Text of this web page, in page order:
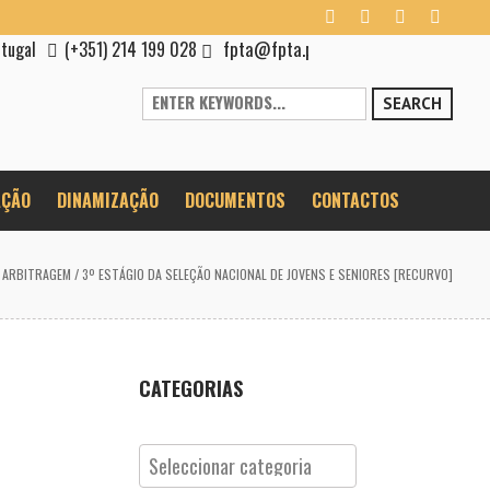
(+351) 214 199 028 fpta@fpta.pt
SEARCH
DINAMIZAÇÃO DOCUMENTOS CONTACTOS
ARBITRAGEM /3º ESTÁGIO DA SELEÇÃO NACIONAL DE JOVENS E SENIORES [RECURVO]
CATEGORIAS
Categorias